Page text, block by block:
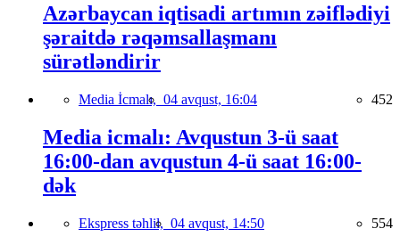
Azərbaycan iqtisadi artımın zəiflədiyi
şəraitdə rəqəmsallaşmanı
sürətləndirir
Media İcmalı, 04 avqust, 16:04 452
Media icmalı: Avqustun 3-ü saat
16:00-dan avqustun 4-ü saat 16:00-
dək
Ekspress təhlil, 04 avqust, 14:50 554